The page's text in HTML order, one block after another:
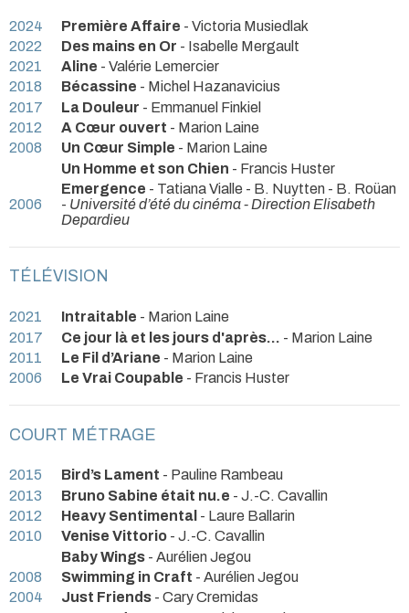
2024 Première Affaire - Victoria Musiedlak
2022
Des mains en Or - Isabelle Mergault
2021
Aline - Valérie Lemercier
2018
Bécassine - Michel Hazanavicius
2017
La Douleur - Emmanuel Finkiel
2012
A Cœur ouvert - Marion Laine
2008
Un Cœur Simple - Marion Laine
Un Homme et son Chien - Francis Huster
2006
Emergence - Tatiana Vialle - B. Nuytten - B. Roüan
- Université d’été du cinéma - Direction Elisabeth
Depardieu
TÉLÉVISION
2021 Intraitable - Marion Laine
2017
Ce jour là et les jours d'après... - Marion Laine
2011
Le Fil d’Ariane - Marion Laine
2006
Le Vrai Coupable - Francis Huster
COURT MÉTRAGE
2015 Bird’s Lament - Pauline Rambeau
2013
Bruno Sabine était nu.e - J.-C. Cavallin
2012
Heavy Sentimental - Laure Ballarin
2010
Venise Vittorio - J.-C. Cavallin
Baby Wings - Aurélien Jegou
2008
Swimming in Craft - Aurélien Jegou
2004
Just Friends - Cary Cremidas